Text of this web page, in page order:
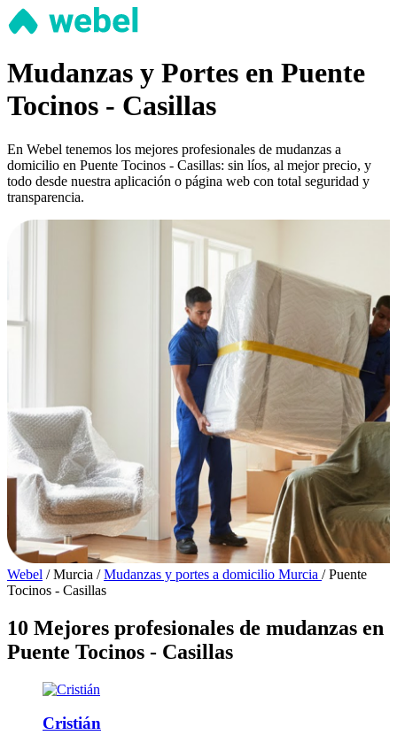
Mudanzas y Portes en Puente
Tocinos - Casillas
En Webel tenemos los mejores profesionales de mudanzas a
domicilio en Puente Tocinos - Casillas: sin líos, al mejor precio, y
todo desde nuestra aplicación o página web con total seguridad y
transparencia.
Webel / Murcia / Mudanzas y portes a domicilio Murcia / Puente
Tocinos - Casillas
10 Mejores profesionales de mudanzas en
Puente Tocinos - Casillas
Cristián